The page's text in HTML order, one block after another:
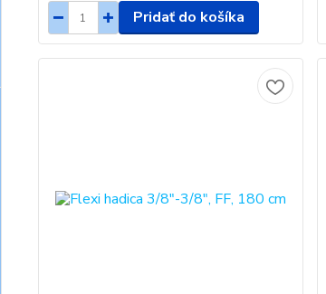
Pridať do košíka